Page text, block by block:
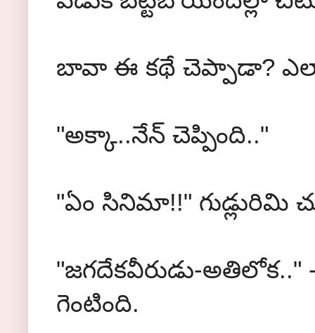
బావా ఈ కథే చెప్పాడా?
"అక్కా..నేన్ చెప్పింది.."
"ఏం సినిమా!!" గుడ్లురిమి
"జగదేకవీరుడు-అతిలోక.."
గెంటింది.